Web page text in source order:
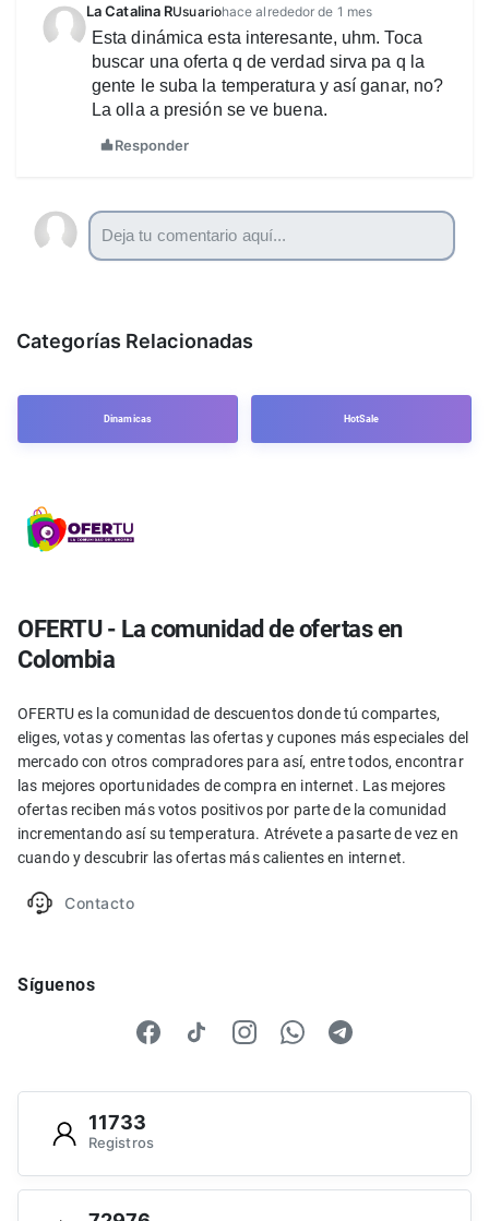
La Catalina RUsuariohace alrededor de 1 mes
Esta dinámica esta interesante, uhm. Toca
buscar una oferta q de verdad sirva pa q la
gente le suba la temperatura y así ganar, no?
La olla a presión se ve buena.
Responder
Categorías Relacionadas
Dinamicas HotSale
OFERTU - La comunidad de ofertas en
Colombia
OFERTU es la comunidad de descuentos donde tú compartes,
eliges, votas y comentas las ofertas y cupones más especiales del
mercado con otros compradores para así, entre todos, encontrar
las mejores oportunidades de compra en internet. Las mejores
ofertas reciben más votos positivos por parte de la comunidad
incrementando así su temperatura. Atrévete a pasarte de vez en
cuando y descubrir las ofertas más calientes en internet.
Contacto
Síguenos
11733
Registros